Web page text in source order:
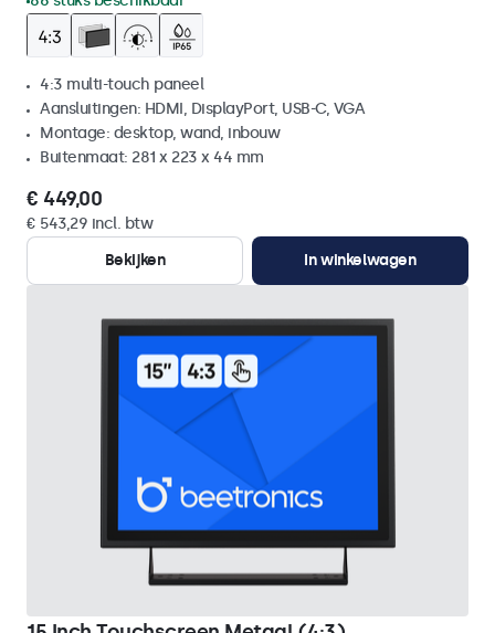
4:3 multi-touch paneel
Aansluitingen: HDMI, DisplayPort, USB-C, VGA
Montage: desktop, wand, inbouw
Buitenmaat: 281 x 223 x 44 mm
€ 449,00
€ 543,29 incl. btw
Bekijken
In winkelwagen